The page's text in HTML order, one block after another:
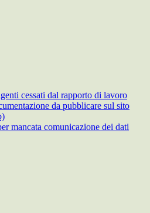
cessati dal rapporto di lavoro
da pubblicare sul sito
mancata comunicazione dei dati